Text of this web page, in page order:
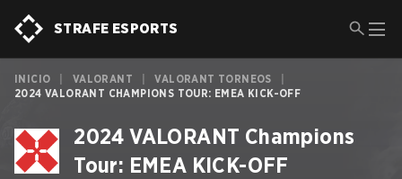
STRAFE ESPORTS
INICIO VALORANT VALORANT TORNEOS
2024 VALORANT CHAMPIONS TOUR: EMEA KICK-OFF
2024 VALORANT Champions
Tour: EMEA KICK-OFF